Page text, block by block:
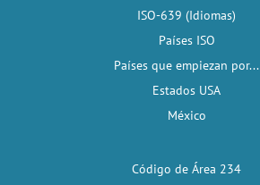
ISO-639 (Idiomas)
Países ISO
Países que empiezan por...
Estados USA
México
Código de Área 234